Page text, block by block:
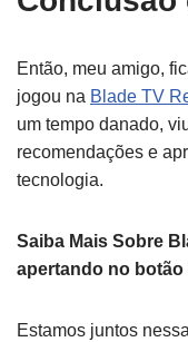
Então, meu amigo,
jogou na Blade TV
um tempo danado,
recomendações e
tecnologia.
Saiba Mais Sobre
apertando no botão
Estamos juntos